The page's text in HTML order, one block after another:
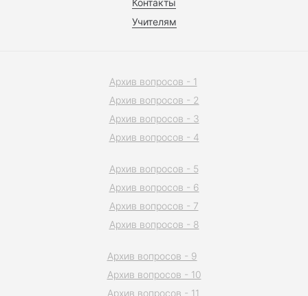
Контакты
Учителям
Архив вопросов - 1
Архив вопросов - 2
Архив вопросов - 3
Архив вопросов - 4
Архив вопросов - 5
Архив вопросов - 6
Архив вопросов - 7
Архив вопросов - 8
Архив вопросов - 9
Архив вопросов - 10
Архив вопросов - 11